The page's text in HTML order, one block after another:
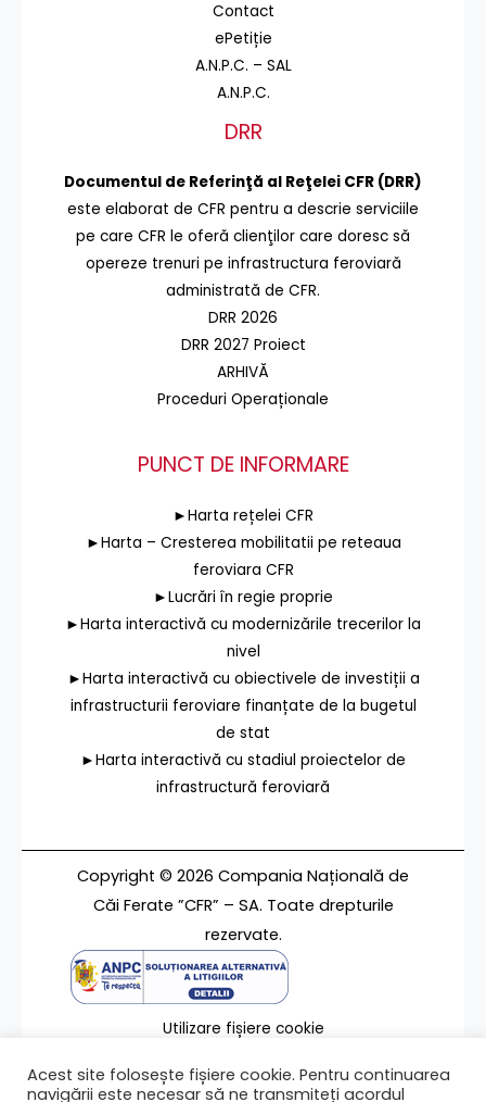
Contact
ePetiție
A.N.P.C. – SAL
A.N.P.C.
DRR
Documentul de Referinţă al Reţelei CFR (DRR)
este elaborat de CFR pentru a descrie serviciile
pe care CFR le oferă clienţilor care doresc să
opereze trenuri pe infrastructura feroviară
administrată de CFR.
DRR 2026
DRR 2027 Proiect
ARHIVĂ
Proceduri Operaționale
PUNCT DE INFORMARE
►Harta rețelei CFR
►Harta – Cresterea mobilitatii pe reteaua
feroviara CFR
►Lucrări în regie proprie
►Harta interactivă cu modernizările trecerilor la
nivel
►Harta interactivă cu obiectivele de investiții a
infrastructurii feroviare finanțate de la bugetul
de stat
►Harta interactivă cu stadiul proiectelor de
infrastructură feroviară
Copyright © 2026 Compania Națională de
Căi Ferate ”CFR” – SA. Toate drepturile
rezervate.
Utilizare fișiere cookie
Contact
Acest site folosește fișiere cookie. Pentru continuarea
navigării este necesar să ne transmiteți acordul